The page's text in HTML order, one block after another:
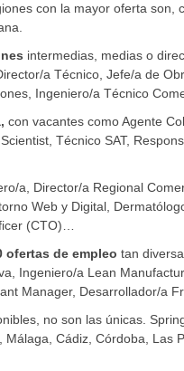
con la mayor oferta son,
intermedias, medias o
a Técnico, Jefe/a de
Ingeniero/a Técnico
con vacantes como Agente
Técnico SAT,
a, Director/a Regional
Web y Digital,
(CTO)…
ofertas de empleo tan
Ingeniero/a Lean
Manager, Desarrollador/a
no son las únicas.
Cádiz, Córdoba, Las